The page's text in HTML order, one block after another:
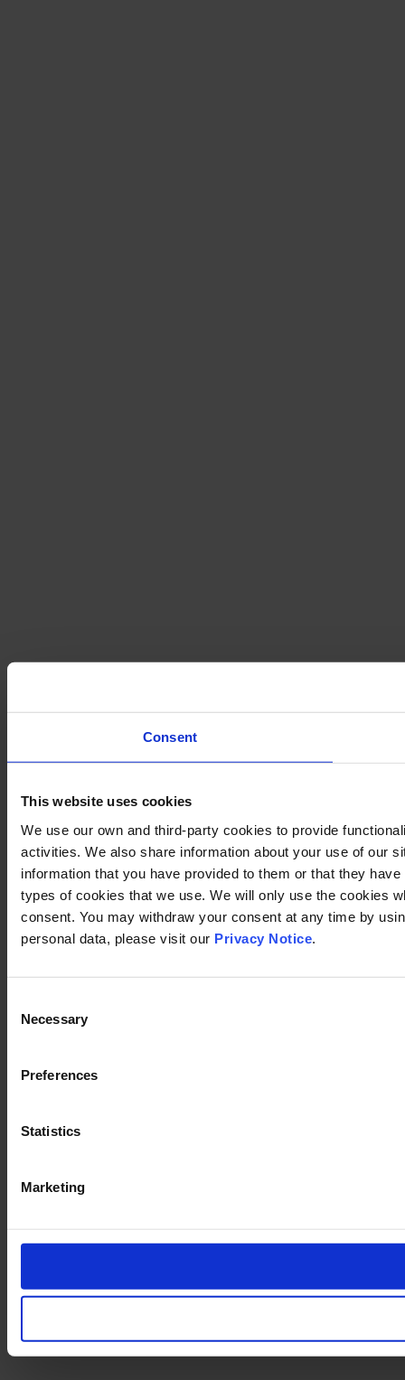
Consent
This website uses cookies
We use our own and third-party cookies to provide
activities. We also share information about your use of our
information that you have provided to them or that they
types of cookies that we use. We will only use the cookies
consent. You may withdraw your consent at any time by
personal data, please visit our Privacy Notice
Selection
Necessary
Preferences
Statistics
Marketing